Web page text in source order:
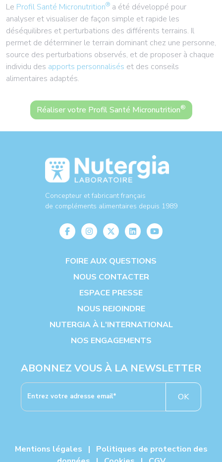
Le Profil Santé Micronutrition® a été développé pour
analyser et visualiser de façon simple et rapide les
déséquilibres et perturbations des différents terrains. Il
permet de déterminer le terrain dominant chez une personne,
source des perturbations observés, et de proposer à chaque
individu des apports personnalisés et des conseils
alimentaires adaptés.
Réaliser votre Profil Santé Micronutrition®
Concepteur et fabricant français
de compléments alimentaires depuis 1989
FOIRE AUX QUESTIONS
NOUS CONTACTER
ESPACE PRESSE
NOUS REJOINDRE
NUTERGIA À L'INTERNATIONAL
NOS ENGAGEMENTS
ABONNEZ VOUS À LA NEWSLETTER
OK
Mentions légales |
Politiques de protection des